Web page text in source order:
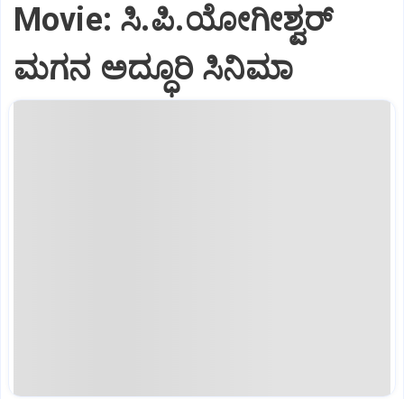
Movie: ಸಿ.ಪಿ.ಯೋಗೀಶ್ವರ್‌
ಮಗನ ಅದ್ಧೂರಿ ಸಿನಿಮಾ